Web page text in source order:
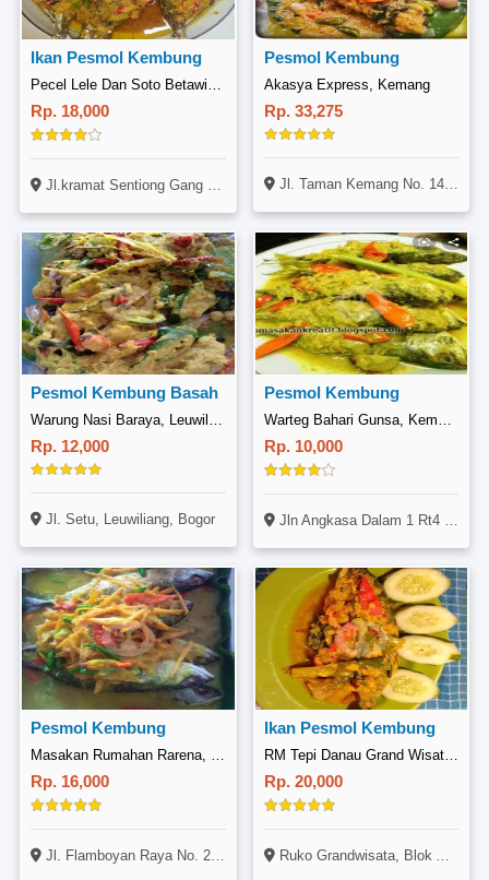
Ikan Pesmol Kembung
Rp. 18,000
Jl.kramat Sentiong Gang 2 No.G 62 RT004 RW005, Senen, Jakarta Pusat
Pesmol Kembung
Akasya Express, Kemang
Rp. 33,275
Jl. Taman Kemang No. 14B, Kemang, Jakarta
Pesmol Kembung Basah
Rp. 12,000
Jl. Setu, Leuwiliang, Bogor
Pesmol Kembung
Rp. 10,000
Jln Angkasa Dalam 1 Rt4 Rw2 No 27 Gunung Sahari Selatan Kemayoran Jakarta Pusat
Pesmol Kembung
Masakan Rumahan Rarena, Flamboyan Raya
Rp. 16,000
Jl. Flamboyan Raya No. 25, Tambun Selatan, Bekasi
Ikan Pesmol Kembung
RM Tepi Danau Grand Wisata, Tambun Selatan
Rp. 20,000
Ruko Grandwisata, Blok AA 12 No. 55-56, Jl. Celebration Boulevard, Tambun Selatan, Bekasi